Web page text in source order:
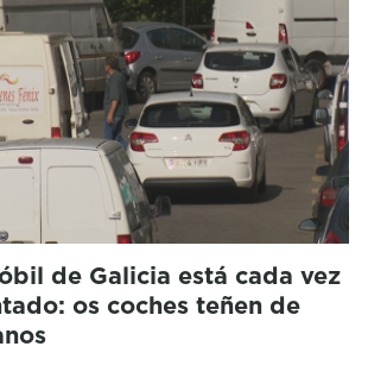
de Galicia está cada vez
os coches teñen de